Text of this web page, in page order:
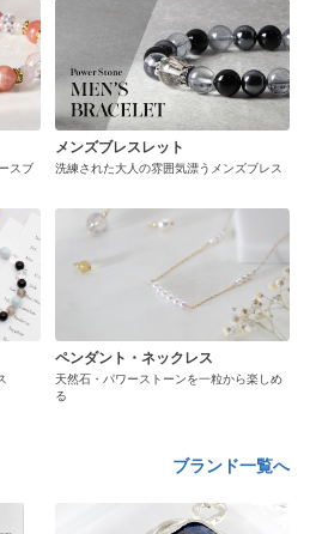
スブ
メンズブレスレット
洗練された大人の雰囲気漂うメンズブレス
ペンダント・ネックレス
天然石・パワーストーンを一粒から楽しめ
る
ブランド一覧へ